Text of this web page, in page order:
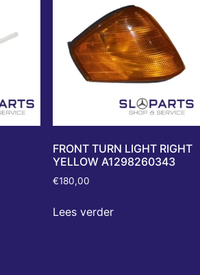
FRONT TURN LIGHT RIGHT
YELLOW A1298260343
€180,00
Lees verder